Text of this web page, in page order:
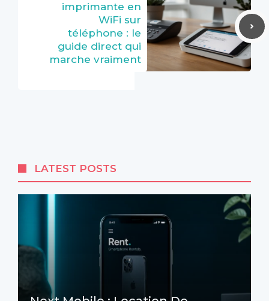
imprimante en
WiFi sur
téléphone : le
guide direct qui
marche vraiment
LATEST POSTS